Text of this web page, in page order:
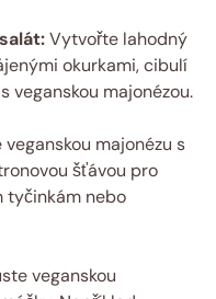
Vytvořte lahodný
okurkami, cibulí
veganskou majonézou.
veganskou majonézu s
šťávou pro
tyčinkám nebo
veganskou